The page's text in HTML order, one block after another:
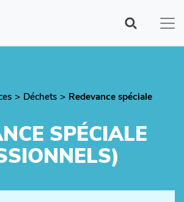
Déchets Redevance spéciale
SPÉCIALE